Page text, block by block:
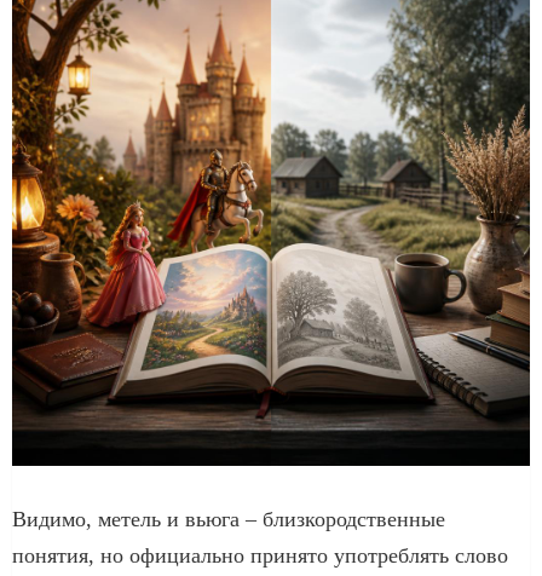
Видимо, метель и вьюга – близкородственные
понятия, но официально принято употреблять слово